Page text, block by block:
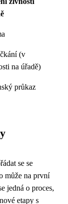
(v
na úřadě)
průkaz
se se
může na první
jedná o proces,
etapy s